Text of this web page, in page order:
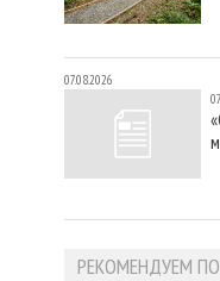
07.08.2026
РЕКОМЕНДУЕМ